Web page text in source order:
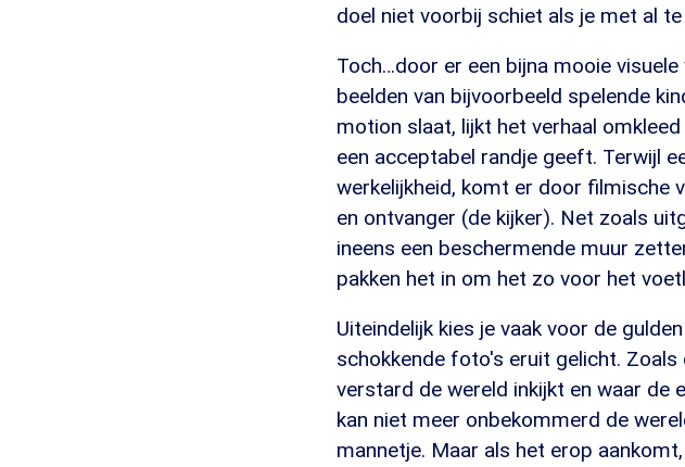
doel niet voorbij schiet als je met al
Toch…door er een bijna mooie
beelden van bijvoorbeeld spelende
motion slaat, lijkt het verhaal
een acceptabel randje geeft. Terwijl
werkelijkheid, komt er door filmische
en ontvanger (de kijker). Net zoals
ineens een beschermende muur
pakken het in om het zo voor het
Uiteindelijk kies je vaak voor de
schokkende foto's eruit gelicht.
verstard de wereld inkijkt en waar de
kan niet meer onbekommerd de
mannetje. Maar als het erop